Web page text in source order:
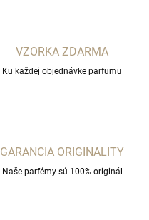
VZORKA ZDARMA
Ku každej objednávke parfumu
GARANCIA ORIGINALITY
Naše parfémy sú 100% originál